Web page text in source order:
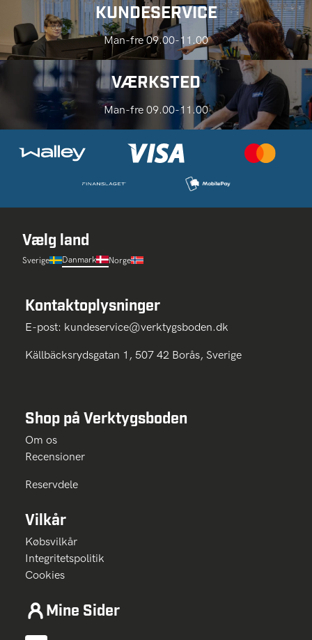
KUNDESERVICE
Man-fre 09.00-11.00
VÆRKSTED
Man-fre 09.00-11.00
Vælg land
Sverige Danmark Norge
Kontaktoplysninger
E-post: kundeservice@verktygsboden.dk
Källbäcksrydsgatan 1, 507 42 Borås, Sverige
Shop på Verktygsboden
Om os
Recensioner
Reservdele
Vilkår
Købsvilkår
Integritetspolitik
Cookies
Mine Sider